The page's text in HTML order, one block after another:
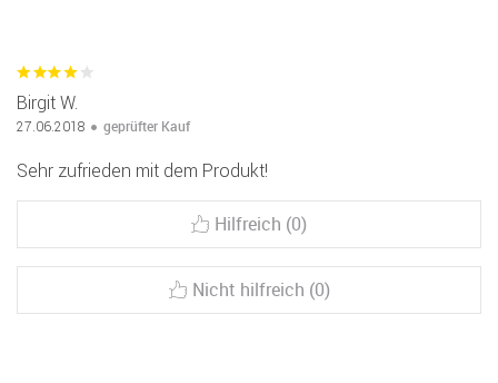
Birgit W.
27.06.2018 geprüfter Kauf
Sehr zufrieden mit dem Produkt!
Hilfreich (0)
Nicht hilfreich (0)